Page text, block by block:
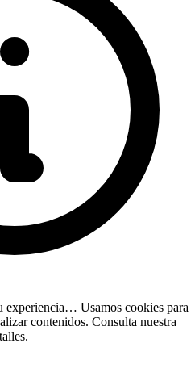
experiencia… Usamos cookies para
contenidos. Consulta nuestra